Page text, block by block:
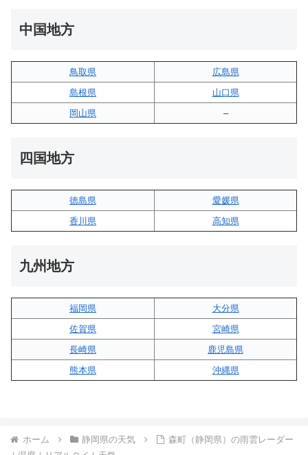
中国地方
鳥取県
広島県
島根県
山口県
岡山県
–
四国地方
徳島県
愛媛県
香川県
高知県
九州地方
福岡県
大分県
佐賀県
宮崎県
長崎県
鹿児島県
熊本県
沖縄県
ホーム 静岡県の天気
森町（静岡県）の雨雲レーダー